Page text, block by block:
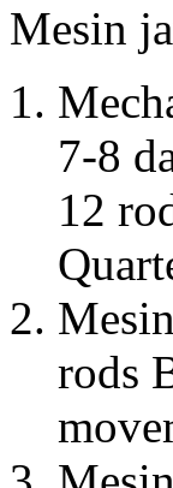
Mesin
7-8
12
rods